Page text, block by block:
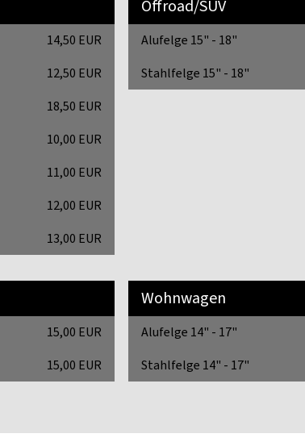
14,50 EUR
12,50 EUR
18,50 EUR
10,00 EUR
11,00 EUR
12,00 EUR
13,00 EUR
Offroad/SUV
Alufelge 15" - 18"
Stahlfelge 15" - 18"
15,00 EUR
15,00 EUR
Wohnwagen
Alufelge 14" - 17"
Stahlfelge 14" - 17"